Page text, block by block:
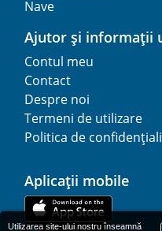
Nave
Ajutor și informații
Contul meu
Contact
Despre noi
Termeni de utilizare
Politica de
Aplicații mobile
Utilizarea site-ului nostru înseamnă